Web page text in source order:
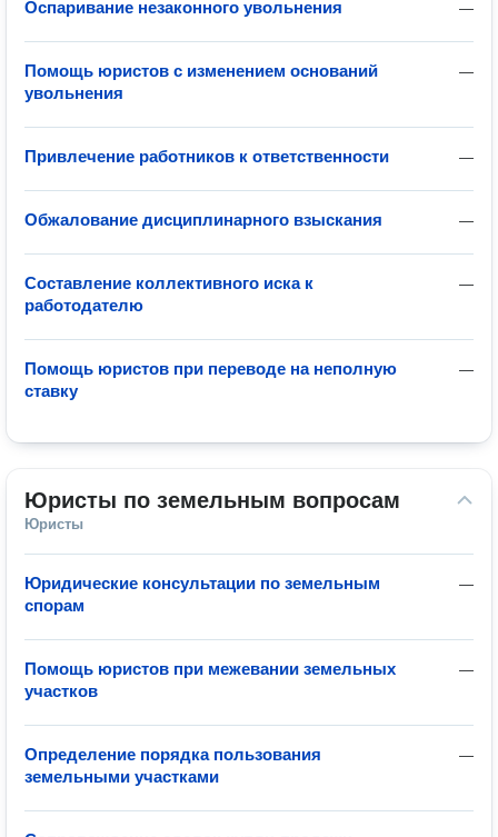
—
Оспаривание незаконного увольнения
—
Помощь юристов с изменением оснований
увольнения
—
Привлечение работников к ответственности
—
Обжалование дисциплинарного взыскания
—
Составление коллективного иска к
работодателю
—
Помощь юристов при переводе на неполную
ставку
Юристы по земельным вопросам
Юристы
—
Юридические консультации по земельным
спорам
—
Помощь юристов при межевании земельных
участков
—
Определение порядка пользования
земельными участками